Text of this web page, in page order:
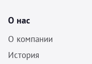
О нас
О компании
История